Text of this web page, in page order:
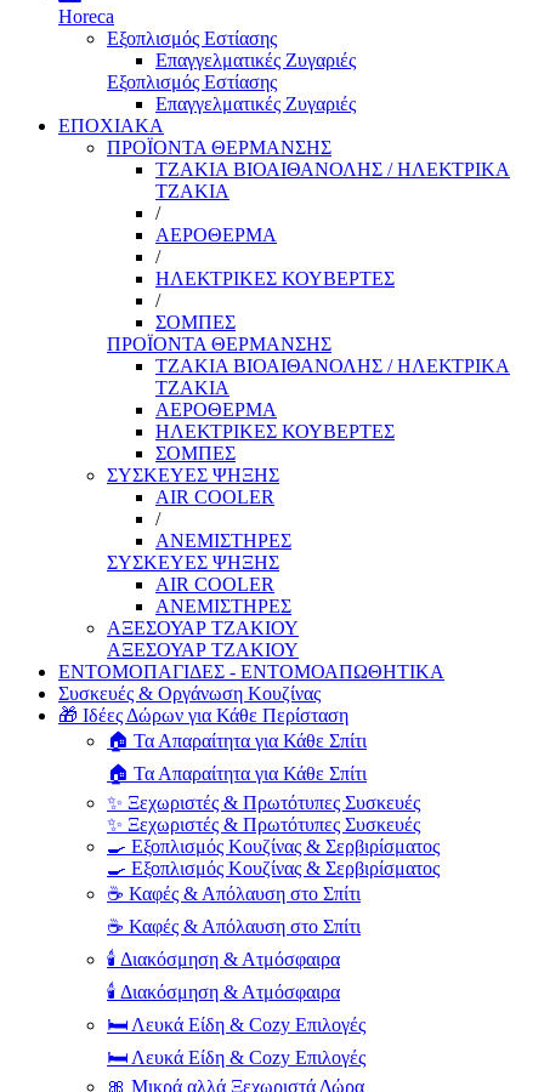
Horeca
Εξοπλισμός Εστίασης
Επαγγελματικές Ζυγαριές
Εξοπλισμός Εστίασης
Επαγγελματικές Ζυγαριές
ΕΠΟΧΙΑΚΑ
ΠΡΟΪΟΝΤΑ ΘΕΡΜΑΝΣΗΣ
ΤΖΑΚΙΑ ΒΙΟΑΙΘΑΝΟΛΗΣ / ΗΛΕΚΤΡΙΚΑ
ΤΖΑΚΙΑ
/
ΑΕΡΟΘΕΡΜΑ
/
ΗΛΕΚΤΡΙΚΕΣ ΚΟΥΒΕΡΤΕΣ
/
ΣΟΜΠΕΣ
ΠΡΟΪΟΝΤΑ ΘΕΡΜΑΝΣΗΣ
ΤΖΑΚΙΑ ΒΙΟΑΙΘΑΝΟΛΗΣ / ΗΛΕΚΤΡΙΚΑ
ΤΖΑΚΙΑ
ΑΕΡΟΘΕΡΜΑ
ΗΛΕΚΤΡΙΚΕΣ ΚΟΥΒΕΡΤΕΣ
ΣΟΜΠΕΣ
ΣΥΣΚΕΥΕΣ ΨΗΞΗΣ
AIR COOLER
/
ΑΝΕΜΙΣΤΗΡΕΣ
ΣΥΣΚΕΥΕΣ ΨΗΞΗΣ
AIR COOLER
ΑΝΕΜΙΣΤΗΡΕΣ
ΑΞΕΣΟΥΑΡ ΤΖΑΚΙΟΥ
ΑΞΕΣΟΥΑΡ ΤΖΑΚΙΟΥ
ΕΝΤΟΜΟΠΑΓΙΔΕΣ - ΕΝΤΟΜΟΑΠΩΘΗΤΙΚΑ
Συσκευές & Οργάνωση Κουζίνας
🎁 Ιδέες Δώρων για Κάθε Περίσταση
🏠 Τα Απαραίτητα για Κάθε Σπίτι
🏠 Τα Απαραίτητα για Κάθε Σπίτι
✨ Ξεχωριστές & Πρωτότυπες Συσκευές
✨ Ξεχωριστές & Πρωτότυπες Συσκευές
🍳 Εξοπλισμός Κουζίνας & Σερβιρίσματος
🍳 Εξοπλισμός Κουζίνας & Σερβιρίσματος
☕ Καφές & Απόλαυση στο Σπίτι
☕ Καφές & Απόλαυση στο Σπίτι
🕯️ Διακόσμηση & Ατμόσφαιρα
🕯️ Διακόσμηση & Ατμόσφαιρα
🛏️ Λευκά Είδη & Cozy Επιλογές
🛏️ Λευκά Είδη & Cozy Επιλογές
🎀 Μικρά αλλά Ξεχωριστά Δώρα